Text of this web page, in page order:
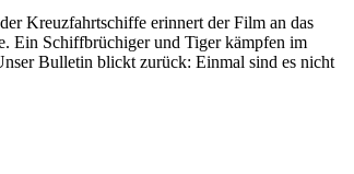
Kreuzfahrtschiffe erinnert der Film an das
Ein Schiffbrüchiger und Tiger kämpfen im
Bulletin blickt zurück: Einmal sind es nicht